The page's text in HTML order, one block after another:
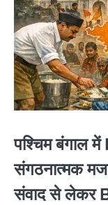
पश्चिम बंगाल
संगठनात्मक
संवाद से लेकर